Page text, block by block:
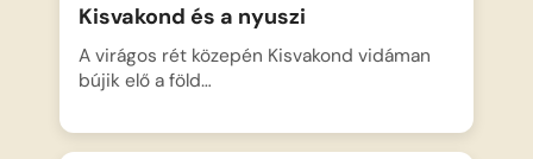
Kisvakond és a nyuszi
A virágos rét közepén Kisvakond vidáman
bújik elő a föld…